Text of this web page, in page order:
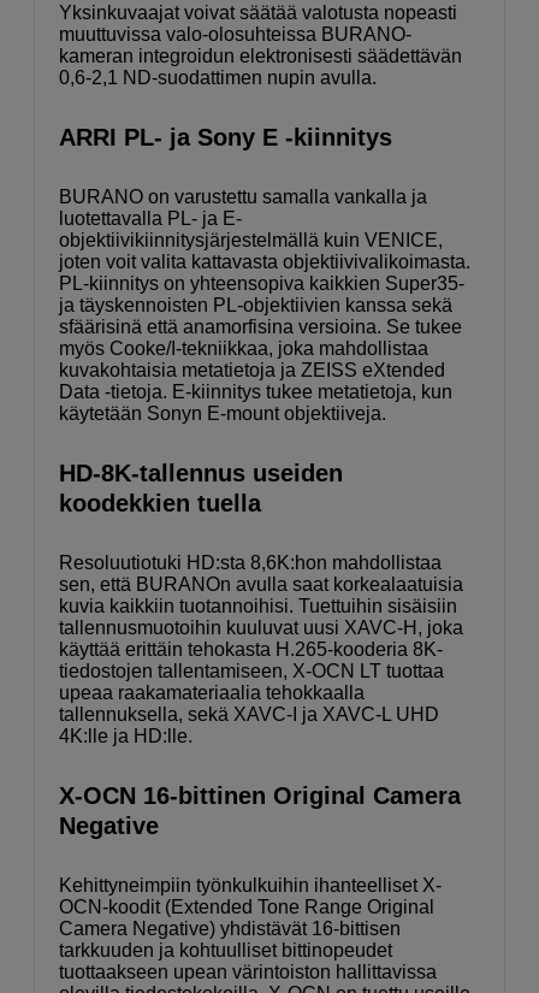
Yksinkuvaajat voivat säätää valotusta nopeasti
muuttuvissa valo-olosuhteissa BURANO-
kameran integroidun elektronisesti säädettävän
0,6-2,1 ND-suodattimen nupin avulla.
ARRI PL- ja Sony E -kiinnitys
BURANO on varustettu samalla vankalla ja
luotettavalla PL- ja E-
objektiivikiinnitysjärjestelmällä kuin VENICE,
joten voit valita kattavasta objektiivivalikoimasta.
PL-kiinnitys on yhteensopiva kaikkien Super35-
ja täyskennoisten PL-objektiivien kanssa sekä
sfäärisinä että anamorfisina versioina. Se tukee
myös Cooke/I-tekniikkaa, joka mahdollistaa
kuvakohtaisia metatietoja ja ZEISS eXtended
Data -tietoja. E-kiinnitys tukee metatietoja, kun
käytetään Sonyn E-mount objektiiveja.
HD-8K-tallennus useiden
koodekkien tuella
Resoluutiotuki HD:sta 8,6K:hon mahdollistaa
sen, että BURANOn avulla saat korkealaatuisia
kuvia kaikkiin tuotannoihisi. Tuettuihin sisäisiin
tallennusmuotoihin kuuluvat uusi XAVC-H, joka
käyttää erittäin tehokasta H.265-kooderia 8K-
tiedostojen tallentamiseen, X-OCN LT tuottaa
upeaa raakamateriaalia tehokkaalla
tallennuksella, sekä XAVC-I ja XAVC-L UHD
4K:lle ja HD:lle.
X-OCN 16-bittinen Original Camera
Negative
Kehittyneimpiin työnkulkuihin ihanteelliset X-
OCN-koodit (Extended Tone Range Original
Camera Negative) yhdistävät 16-bittisen
tarkkuuden ja kohtuulliset bittinopeudet
tuottaakseen upean värintoiston hallittavissa